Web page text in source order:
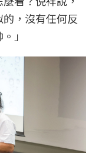
，沒有任何反
」